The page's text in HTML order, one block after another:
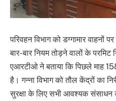
परिवहन विभाग को डग्गामार वाहनों
बार-बार नियम तोड़ने वालों के परमिट
एआरटीओ ने बताया कि पिछले माह 158
है। गन्ना विभाग को तौल केंद्रों का
सुरक्षा के लिए सभी आवश्यक संसाधन